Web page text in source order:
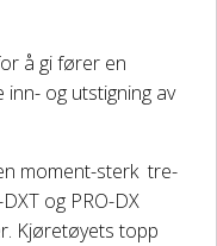
å gi fører en
og utstigning av
moment-sterk tre-
og PRO-DX
Kjøretøyets topp